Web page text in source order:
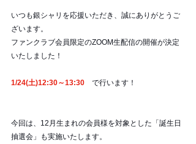
いつも銀シャリを応援いただき、誠にありがとうご
ざいます。
ファンクラブ会員限定のZOOM生配信の開催が決定
いたしました！
1/24(土)12:30～13:30 で行います！
今回は、12月生まれの会員様を対象とした「誕生日
抽選会」も実施いたします。